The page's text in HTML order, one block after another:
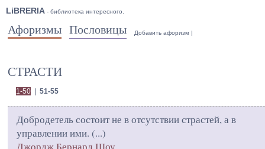
LiBRERIA - библиотека интересного.
Афоризмы Пословицы Добавить афоризм |
СТРАСТИ
1-50| 51-55
Добродетель состоит не в отсутствии страстей, а в
управлении ими. (...)